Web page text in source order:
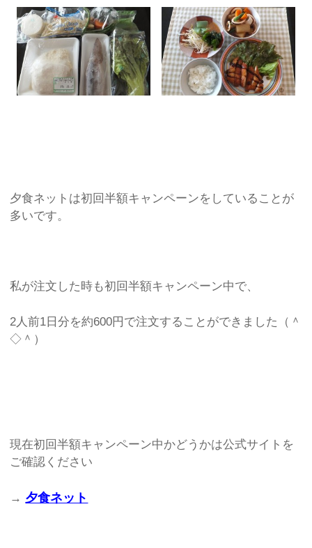
夕食ネットは初回半額キャンペーンをしていることが
多いです。
私が注文した時も初回半額キャンペーン中で、
2人前1日分を約600円で注文することができました（＾
◇＾）
現在初回半額キャンペーン中かどうかは公式サイトを
ご確認ください
→ 夕食ネット